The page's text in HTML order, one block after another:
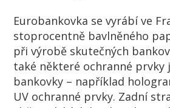
Eurobankovka se vyrábí ve
stoprocentně bavlněného
při výrobě skutečných
také některé ochranné prvky
bankovky – například
UV ochranné prvky. Zadní